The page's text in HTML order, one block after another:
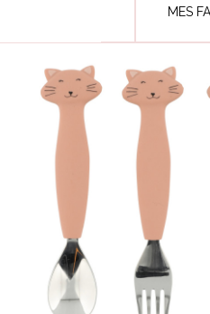
MES